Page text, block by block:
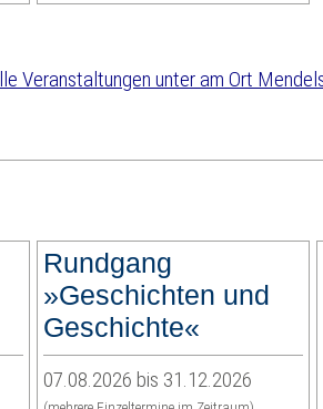
Rundgang
»Geschichten und
Geschichte«
07.08.2026 bis 31.12.2026